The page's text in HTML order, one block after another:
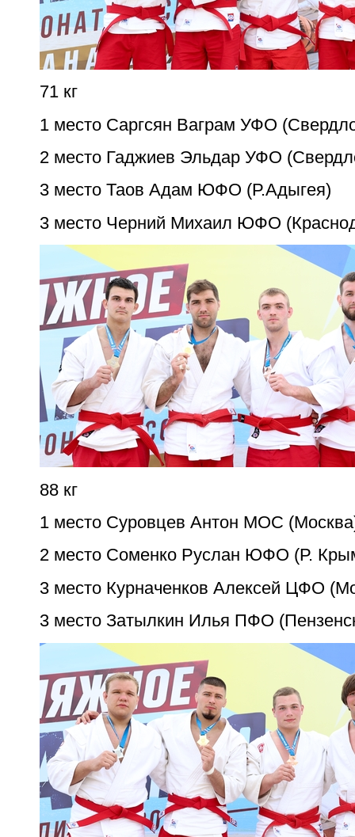
71 кг
1 место Саргсян Ваграм УФО
2 место Гаджиев Эльдар УФО
3 место Таов Адам ЮФО (Р.Адыгея)
3 место Черний Михаил ЮФО
88 кг
1 место Суровцев Антон МОС
2 место Соменко Руслан ЮФО (Р.
3 место Курначенков Алексей ЦФО
3 место Затылкин Илья ПФО